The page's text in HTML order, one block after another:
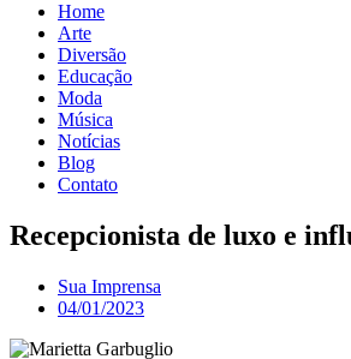
Home
Arte
Diversão
Educação
Moda
Música
Notícias
Blog
Contato
Recepcionista de luxo e
Sua Imprensa
04/01/2023